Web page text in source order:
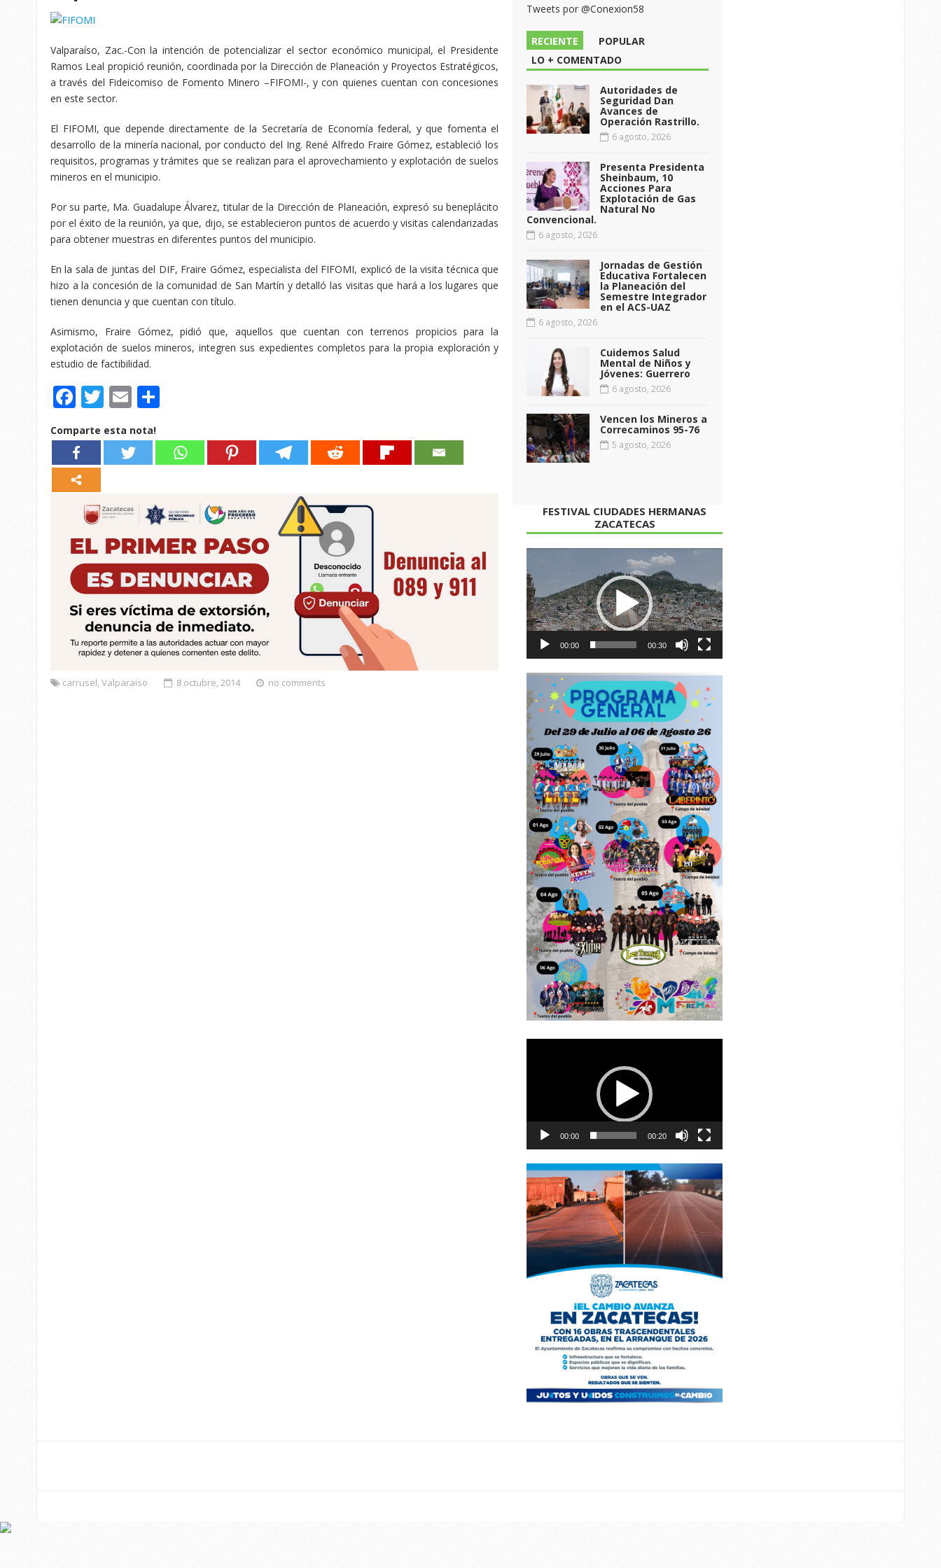
Valparaíso, Zac.-Con la intención de potencializar el sector económico municipal, el Presidente
Ramos Leal propició reunión, coordinada por la Dirección de Planeación y Proyectos Estratégicos,
a través del Fideicomiso de Fomento Minero –FIFOMI-, y con quienes cuentan con concesiones
en este sector.
El FIFOMI, que depende directamente de la Secretaría de Economía federal, y que fomenta el
desarrollo de la minería nacional, por conducto del Ing. René Alfredo Fraire Gómez, estableció los
requisitos, programas y trámites que se realizan para el aprovechamiento y explotación de suelos
mineros en el municipio.
Por su parte, Ma. Guadalupe Álvarez, titular de la Dirección de Planeación, expresó su beneplácito
por el éxito de la reunión, ya que, dijo, se establecieron puntos de acuerdo y visitas calendarizadas
para obtener muestras en diferentes puntos del municipio.
En la sala de juntas del DIF, Fraire Gómez, especialista del FIFOMI, explicó de la visita técnica que
hizo a la concesión de la comunidad de San Martín y detalló las visitas que hará a los lugares que
tienen denuncia y que cuentan con título.
Asimismo, Fraire Gómez, pidió que, aquellos que cuentan con terrenos propicios para la
explotación de suelos mineros, integren sus expedientes completos para la propia exploración y
estudio de factibilidad.
Facebook
Twitter
Email
Comparte esta nota!
carrusel,Valparaiso 8 octubre, 2014 no comments
Tweets por @Conexion58
RECIENTE
POPULAR
LO + COMENTADO
Autoridades de
Seguridad Dan
Avances de
Operación Rastrillo.
6 agosto, 2026
Presenta Presidenta
Sheinbaum, 10
Acciones Para
Explotación de Gas
Natural No
Convencional.
6 agosto, 2026
Jornadas de Gestión
Educativa Fortalecen
la Planeación del
Semestre Integrador
en el ACS-UAZ
6 agosto, 2026
Cuidemos Salud
Mental de Niños y
Jóvenes: Guerrero
6 agosto, 2026
Vencen los Mineros a
Correcaminos 95-76
5 agosto, 2026
FESTIVAL CIUDADES HERMANAS
ZACATECAS
de
vídeo
00:00 00:30
00:00 00:20